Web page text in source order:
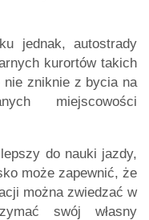
jednak, autostrady
kurortów takich
nie zniknie z bycia na
miejscowości
do nauki jazdy,
może zapewnić, że
można zwiedzać w
swój własny